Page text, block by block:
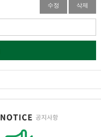
수정 삭제